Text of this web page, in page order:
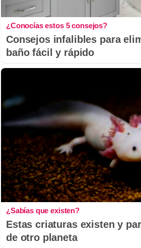
¿Conocías estos 5 consejos?
Consejos infalibles para
baño fácil y rápido
¿Sabías que existen?
Estas criaturas existen y
de otro planeta